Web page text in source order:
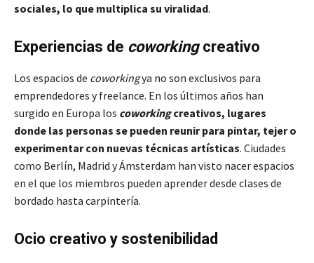
sociales, lo que multiplica su viralidad.
Experiencias de coworkingcreativo
Los espacios de coworkingya no son exclusivos para
emprendedores y freelance. En los últimos años han
surgido en Europa los coworkingcreativos, lugares
donde las personas se pueden reunir para pintar, tejer o
experimentar con nuevas técnicas artísticas. Ciudades
como Berlín, Madrid y Ámsterdam han visto nacer espacios
en el que los miembros pueden aprender desde clases de
bordado hasta carpintería.
Ocio creativo y sostenibilidad